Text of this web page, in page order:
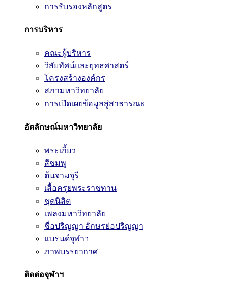
การรับรองหลักสูตร
การบริหาร
คณะผู้บริหาร
วิสัยทัศน์และยุทธศาสตร์
โครงสร้างองค์กร
สภามหาวิทยาลัย
การเปิดเผยข้อมูลสู่สาธารณะ
อัตลักษณ์มหาวิทยาลัย
พระเกี้ยว
สีชมพู
ต้นจามจุรี
เสื้อครุยพระราชทาน
ชุดนิสิต
เพลงมหาวิทยาลัย
ชื่อปริญญา อักษรย่อปริญญา
แบรนด์จุฬาฯ
ภาพบรรยากาศ
ติดต่อจุฬาฯ